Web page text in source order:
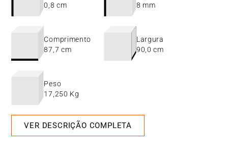
0,8 cm
8 mm
Comprimento
87,7 cm
Largura
90,0 cm
Peso
17,250 Kg
VER DESCRIÇÃO COMPLETA